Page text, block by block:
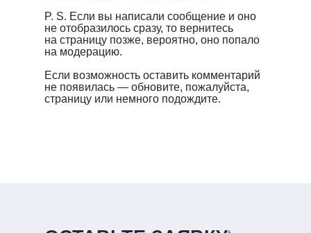
P. S. Если вы написали сообщение и оно
не отобразилось сразу, то вернитесь
на страницу позже, вероятно, оно попало
на модерацию.
Если возможность оставить комментарий
не появилась — обновите, пожалуйста,
страницу или немного подождите.